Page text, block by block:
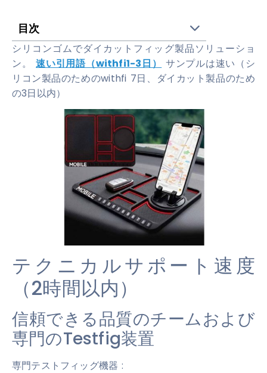
目次
シリコンゴムでダイカットフィッグ製品ソリューショ
ン。速い引用語（withfi1-3日）
サンプルは速い（シ
リコン製品のためのwithfi 7日、ダイカット製品のため
の3日以内）
テクニカルサポート速度
（2時間以内）
信頼できる品質のチームおよび
専門のTestfig装置
専門テストフィッグ機器 :